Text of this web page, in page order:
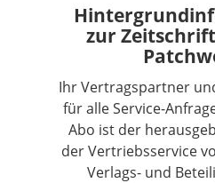
zur
Ihr Vertragspartner
für alle Service-
Abo ist der
der Vertriebsservice
Verlags- und